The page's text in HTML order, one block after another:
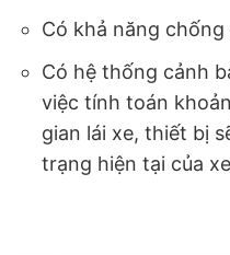
Có khả năng
Có hệ thống cảnh
việc tính toán
gian lái xe, thiết bị
trạng hiện tại của